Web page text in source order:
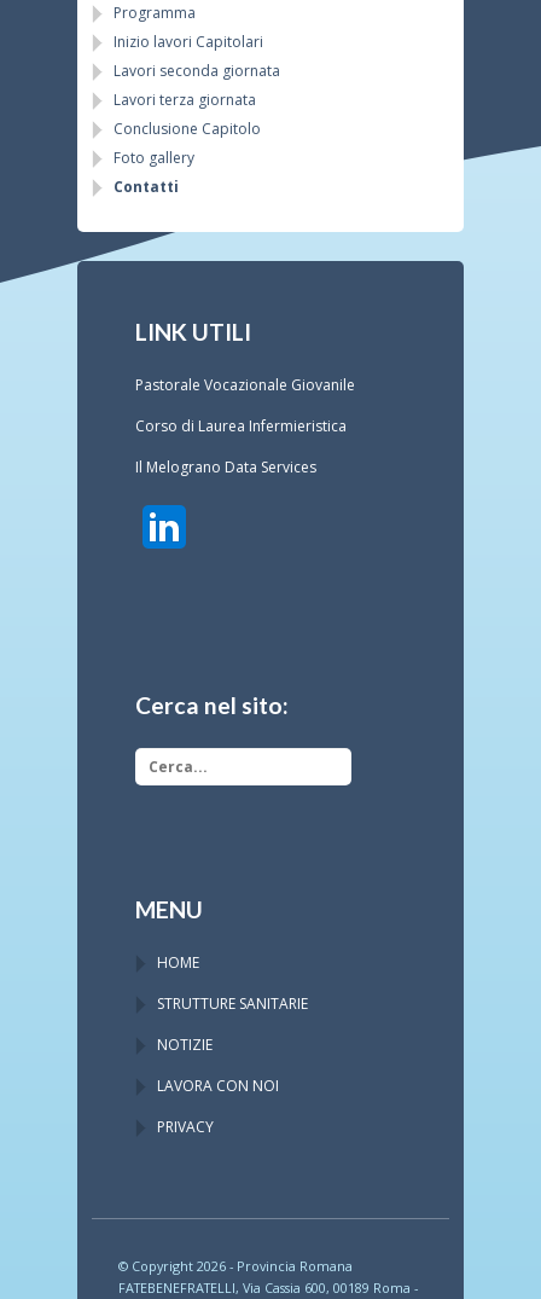
Programma
Inizio lavori Capitolari
Lavori seconda giornata
Lavori terza giornata
Conclusione Capitolo
Foto gallery
Contatti
LINK UTILI
Pastorale Vocazionale Giovanile
Corso di Laurea Infermieristica
Il Melograno Data Services
Cerca nel sito:
MENU
HOME
STRUTTURE SANITARIE
NOTIZIE
LAVORA CON NOI
PRIVACY
© Copyright 2026 - Provincia Romana
FATEBENEFRATELLI, Via Cassia 600, 00189 Roma -